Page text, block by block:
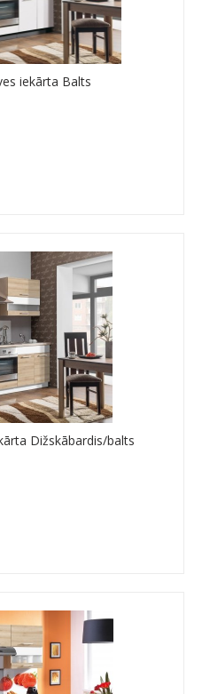
iekārta Balts
Dižskābardis/balts